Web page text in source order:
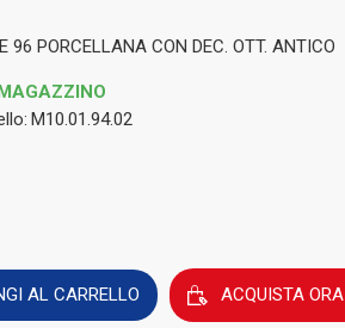
96 PORCELLANA CON DEC. OTT. ANTICO
M10.01.94.02
AL CARRELLO ACQUISTA ORA